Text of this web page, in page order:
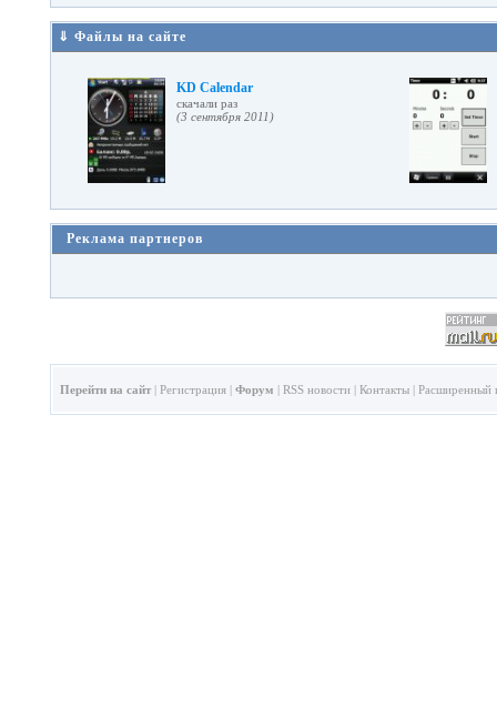
⇓ Файлы на сайте
KD Calendar
cкачали раз
(3 сентября 2011)
Реклама партнеров
Перейти на сайт | Регистрация| Форум | RSS новости| Контакты| Расширенный